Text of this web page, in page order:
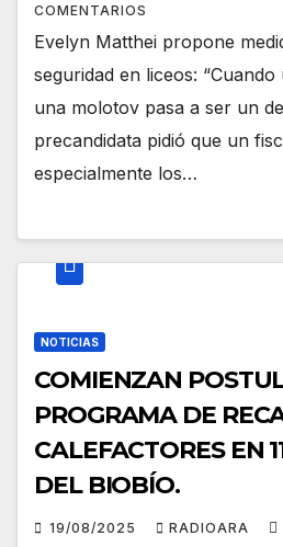
COMENTARIOS
Evelyn Matthei propone
seguridad en liceos:
una molotov pasa a ser un
precandidata pidió que un
especialmente los…
NOTICIAS
COMIENZAN
PROGRAMA DE
CALEFACTORES EN
DEL BIOBÍO.
19/08/2025 RADIOARA